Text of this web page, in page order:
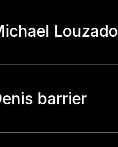
Louzado
barrier